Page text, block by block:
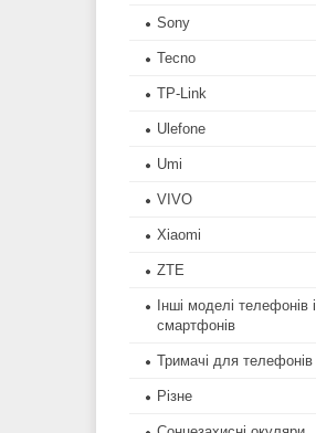
Sony
Tecno
TP-Link
Ulefone
Umi
VIVO
Xiaomi
ZTE
Інші моделі телефонів і
смартфонів
Тримачі для телефонів
Різне